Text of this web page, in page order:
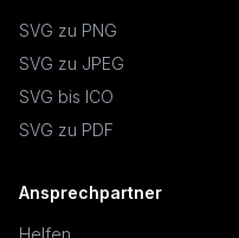
SVG zu PNG
SVG zu JPEG
SVG bis ICO
SVG zu PDF
Ansprechpartner
Helfen